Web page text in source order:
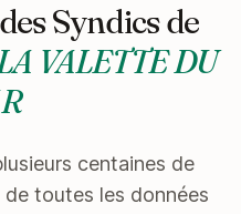
Syndics de
VALETTE DU
centaines de
toutes les données